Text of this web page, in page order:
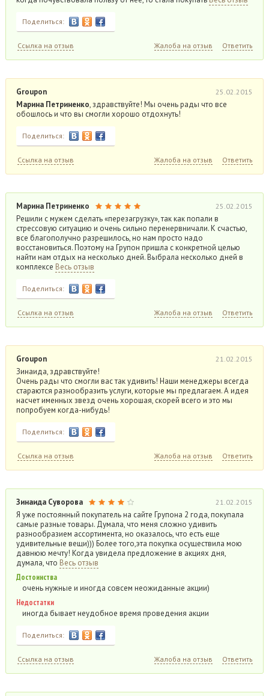
Поделиться:
Ссылка на отзыв Жалоба на отзыв Ответить
Groupon 25.02.2015
Марина Петриненко, здравствуйте! Мы очень рады что все
обошлось и что вы смогли хорошо отдохнуть!
Поделиться:
Ссылка на отзыв Жалоба на отзыв Ответить
Марина Петриненко 25.02.2015
Решили с мужем сделать «перезагрузку», так как попали в
стрессовую ситуацию и очень сильно перенервничали. К счастью,
все благополучно разрешилось, но нам просто надо
восстановиться. Поэтому на Групон пришла с конкретной целью
найти нам отдых на несколько дней. Выбрала несколько дней в
комплексе Весь отзыв
Поделиться:
Ссылка на отзыв Жалоба на отзыв Ответить
Groupon 21.02.2015
Зинаида, здравствуйте!
Очень рады что смогли вас так удивить! Наши менеджеры всегда
стараются разнообразить услуги, которые мы предлагаем. А идея
насчет именных звезд очень хорошая, скорей всего и это мы
попробуем когда-нибудь!
Поделиться:
Ссылка на отзыв Жалоба на отзыв Ответить
Зинаида Суворова 21.02.2015
Я уже постоянный покупатель на сайте Групона 2 года, покупала
самые разные товары. Думала, что меня сложно удивить
разнообразием ассортимента, но оказалось, что есть еще
удивительные вещи))) Более того,эта покупка осуществила мою
давнюю мечту! Когда увидела предложение в акциях дня,
думала, что Весь отзыв
Достоинства
очень нужные и иногда совсем неожиданные акции)
Недостатки
иногда бывает неудобное время проведения акции
Поделиться:
Ссылка на отзыв Жалоба на отзыв Ответить